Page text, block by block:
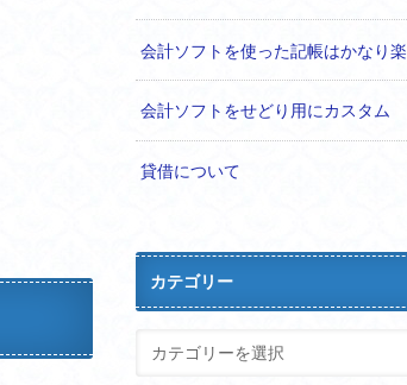
会計ソフトを使った記帳はかなり楽
会計ソフトをせどり用にカスタム
貸借について
カテゴリー